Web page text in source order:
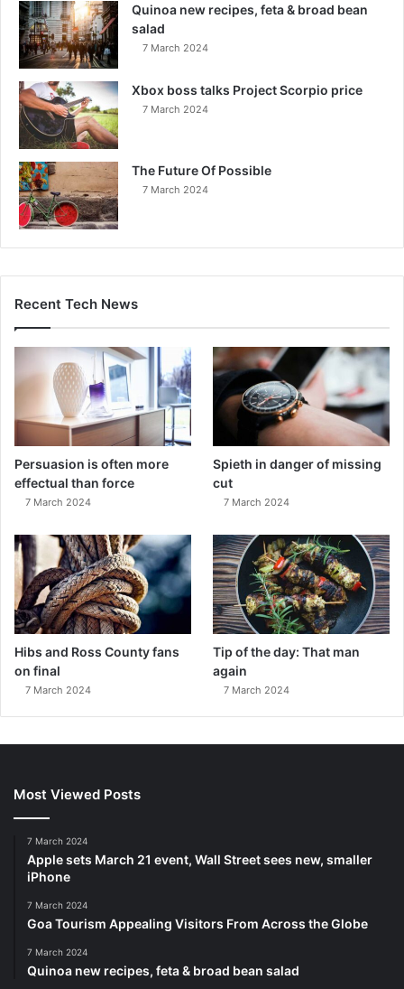
Quinoa new recipes, feta & broad bean
salad
7 March 2024
Xbox boss talks Project Scorpio price
7 March 2024
The Future Of Possible
7 March 2024
Recent Tech News
Persuasion is often more
effectual than force
7 March 2024
Spieth in danger of missing
cut
7 March 2024
Hibs and Ross County fans
on final
7 March 2024
Tip of the day: That man
again
7 March 2024
Most Viewed Posts
7 March 2024
Apple sets March 21 event, Wall Street sees new, smaller
iPhone
7 March 2024
Goa Tourism Appealing Visitors From Across the Globe
7 March 2024
Quinoa new recipes, feta & broad bean salad